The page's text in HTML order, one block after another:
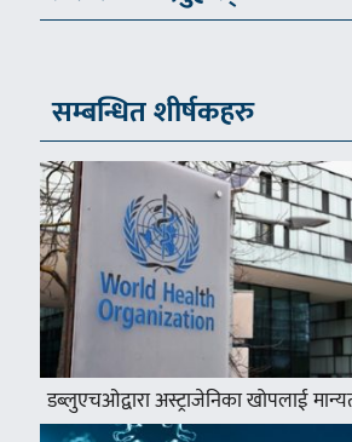
सम्बन्धित शीर्षकहरु
डब्लुएचओद्वारा अस्ट्राजेनिका खोपलाई